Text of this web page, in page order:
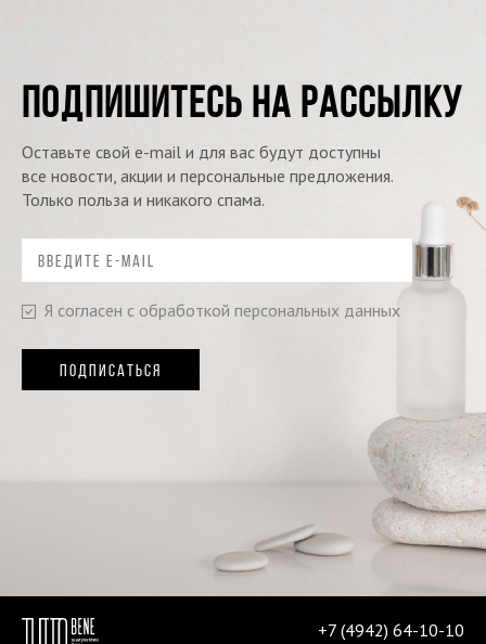
ПОДПИШИТЕСЬ НА РАССЫЛКУ
Оставьте свой e-mail и для вас будут доступны
все новости, акции и персональные предложения.
Только польза и никакого спама.
Я согласен с обработкой персональных данных
ПОДПИСАТЬСЯ
+7 (4942) 64-10-10